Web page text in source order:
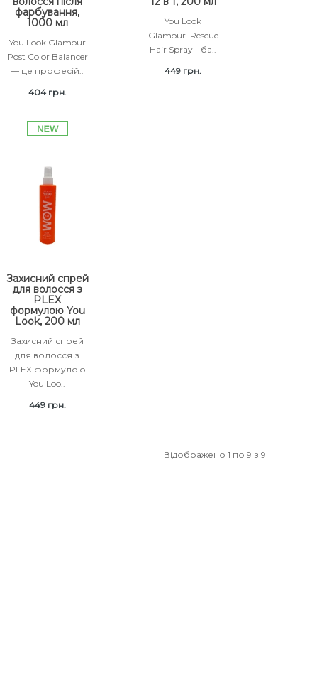
фарбування,
1000 мл
You Look Glamour
Post Color Balancer
— це професій..
404 грн.
You Look
Glamour Rescue
Hair Spray - ба..
449 грн.
Захисний спрей
для волосся з
PLEX
формулою You
Look, 200 мл
Захисний спрей
для волосся з
PLEX формулою
You Loo..
449 грн.
Відображено 1 по 9 з 9